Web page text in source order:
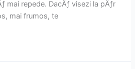
mai repede. DacÄƒ visezi la pÄƒr
mai frumos, te